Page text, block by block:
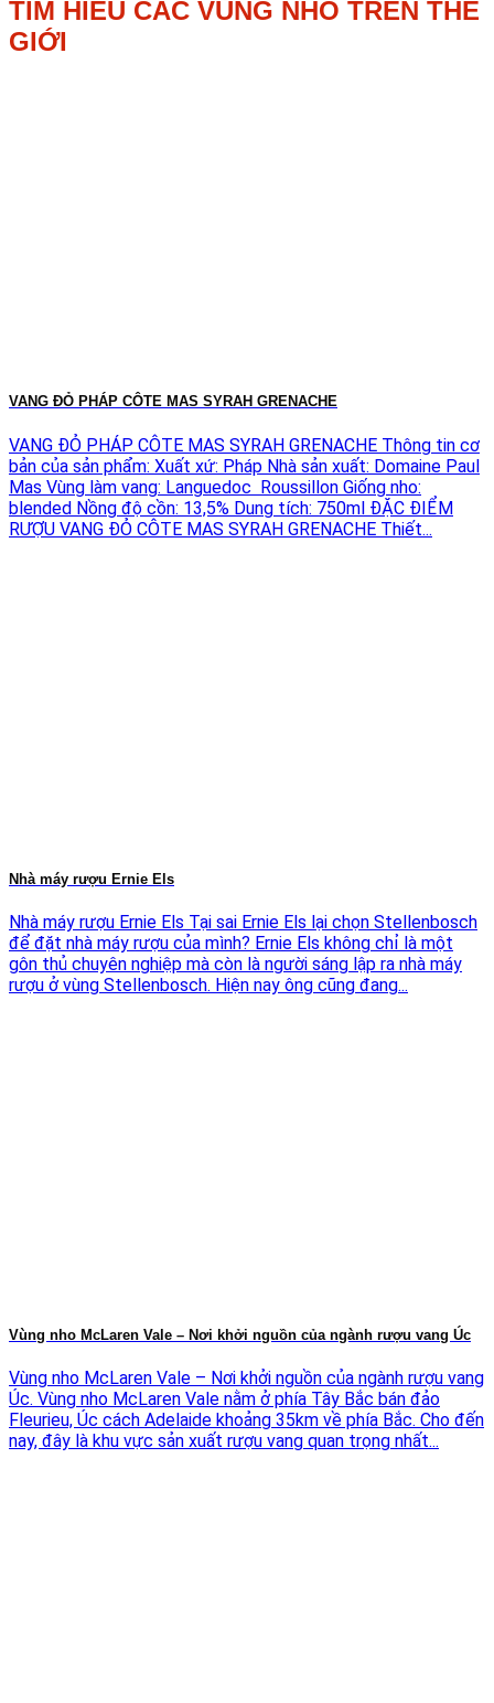
TÌM HIỂU CÁC VÙNG NHO TRÊN THẾ
GIỚI
VANG ĐỎ PHÁP CÔTE MAS SYRAH GRENACHE
VANG ĐỎ PHÁP CÔTE MAS SYRAH GRENACHE Thông tin cơ
bản của sản phẩm: Xuất xứ: Pháp Nhà sản xuất: Domaine Paul
Mas Vùng làm vang: Languedoc Roussillon Giống nho:
blended Nồng độ cồn: 13,5% Dung tích: 750ml ĐẶC ĐIỂM
RƯỢU VANG ĐỎ CÔTE MAS SYRAH GRENACHE Thiết...
Nhà máy rượu Ernie Els
Nhà máy rượu Ernie Els Tại sai Ernie Els lại chọn Stellenbosch
để đặt nhà máy rượu của mình? Ernie Els không chỉ là một
gôn thủ chuyên nghiệp mà còn là người sáng lập ra nhà máy
rượu ở vùng Stellenbosch. Hiện nay ông cũng đang...
Vùng nho McLaren Vale – Nơi khởi nguồn của ngành rượu vang Úc
Vùng nho McLaren Vale – Nơi khởi nguồn của ngành rượu vang
Úc. Vùng nho McLaren Vale nằm ở phía Tây Bắc bán đảo
Fleurieu, Úc cách Adelaide khoảng 35km về phía Bắc. Cho đến
nay, đây là khu vực sản xuất rượu vang quan trọng nhất...